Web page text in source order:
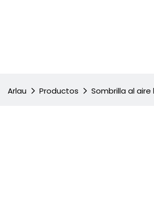
Arlau Productos Sombrilla al aire